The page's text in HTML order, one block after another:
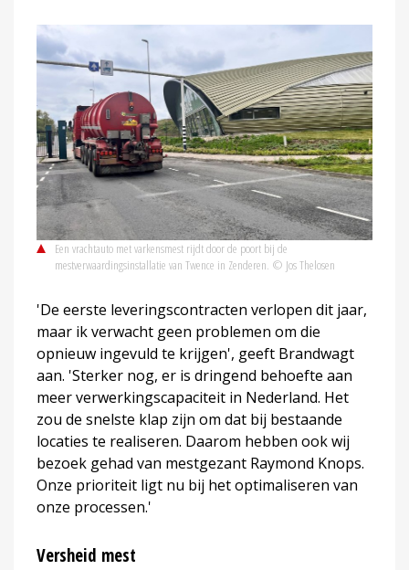
Een vrachtauto met varkensmest rijdt door de poort bij de
mestverwaardingsinstallatie van Twence in Zenderen. © Jos Thelosen
'De eerste leveringscontracten verlopen dit jaar,
maar ik verwacht geen problemen om die
opnieuw ingevuld te krijgen', geeft Brandwagt
aan. 'Sterker nog, er is dringend behoefte aan
meer verwerkingscapaciteit in Nederland. Het
zou de snelste klap zijn om dat bij bestaande
locaties te realiseren. Daarom hebben ook wij
bezoek gehad van mestgezant Raymond Knops.
Onze prioriteit ligt nu bij het optimaliseren van
onze processen.'
Versheid mest